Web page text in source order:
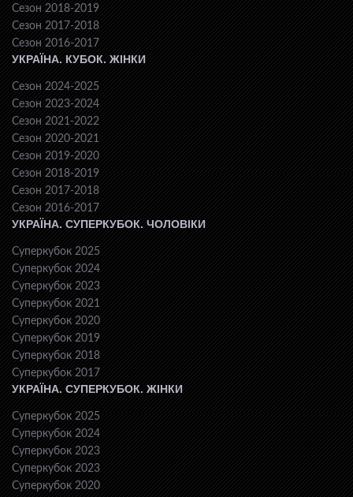
Сезон 2018-2019
Сезон 2017-2018
Сезон 2016-2017
УКРАЇНА. КУБОК. ЖІНКИ
Сезон 2024-2025
Сезон 2023-2024
Сезон 2021-2022
Сезон 2020-2021
Сезон 2019-2020
Сезон 2018-2019
Сезон 2017-2018
Сезон 2016-2017
УКРАЇНА. СУПЕРКУБОК. ЧОЛОВІКИ
Суперкубок 2025
Суперкубок 2024
Суперкубок 2023
Суперкубок 2021
Суперкубок 2020
Суперкубок 2019
Суперкубок 2018
Суперкубок 2017
УКРАЇНА. СУПЕРКУБОК. ЖІНКИ
Суперкубок 2025
Суперкубок 2024
Суперкубок 2023
Суперкубок 2023
Суперкубок 2020